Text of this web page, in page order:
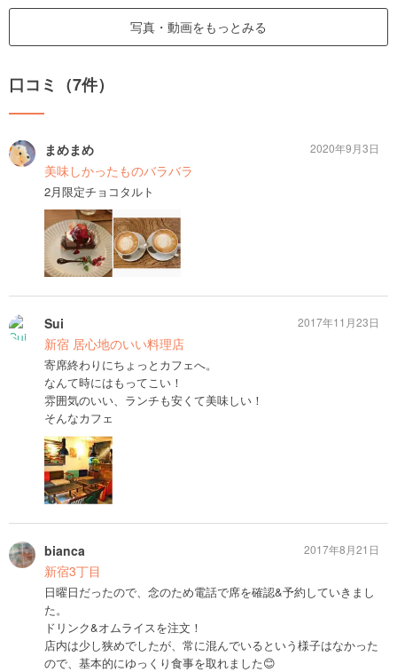
写真・動画をもっとみる
口コミ（7件）
まめまめ
美味しかったものバラバラ
2月限定チョコタルト
2020年9月3日
Sui
新宿 居心地のいい料理店
寄席終わりにちょっとカフェへ。
なんて時にはもってこい！
雰囲気のいい、ランチも安くて美味しい！
そんなカフェ
2017年11月23日
bianca
新宿3丁目
日曜日だったので、念のため電話で席を確認&予約していきまし
た。
ドリンク&オムライスを注文！
店内は少し狭めでしたが、常に混んでいるという様子はなかった
ので、基本的にゆっくり食事を取れました😊
2017年8月21日